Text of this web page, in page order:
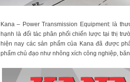
Kana – Power Transmission Equipment: là
hạnh là đối tác phân phối chiến lược tại thị
hiện nay các sản phẩm của Kana đã được
phẩm chủ đạo như nhông xích công nghiệp,